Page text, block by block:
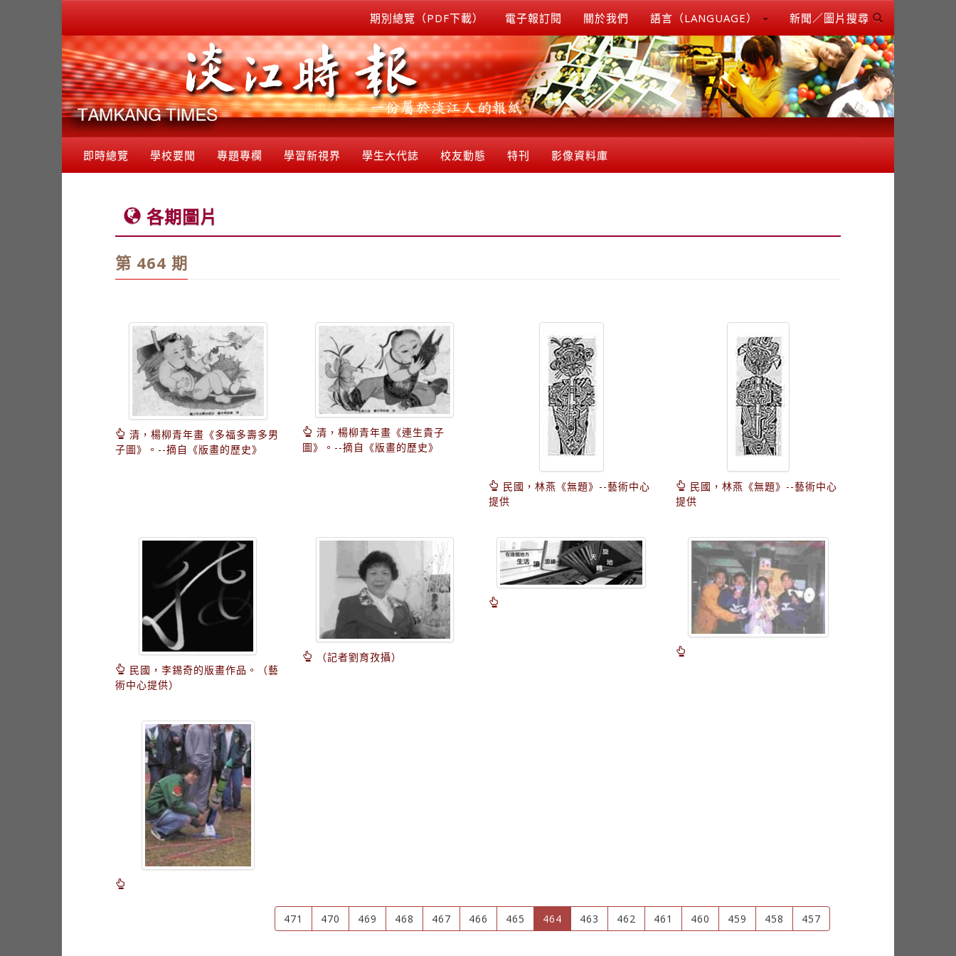
期別總覽（PDF下載） 電子報訂閱 關於我們 語言（LANGUAGE） 新聞／圖片搜尋
即時總覽 學校要聞 專題專欄 學習新視界 學生大代誌 校友動態 特刊 影像資料庫
各期圖片
第 464 期
清，楊柳青年畫《多福多壽多男
子圖》。--摘自《版畫的歷史》
清，楊柳青年畫《連生貴子
圖》。--摘自《版畫的歷史》
民國，林燕《無題》--藝術中心
提供
民國，林燕《無題》--藝術中心
提供
民國，李錫奇的版畫作品。（藝
術中心提供）
（記者劉育孜攝）
471 470 469 468 467 466 465 464 (current)
463 462 461 460 459 458 457